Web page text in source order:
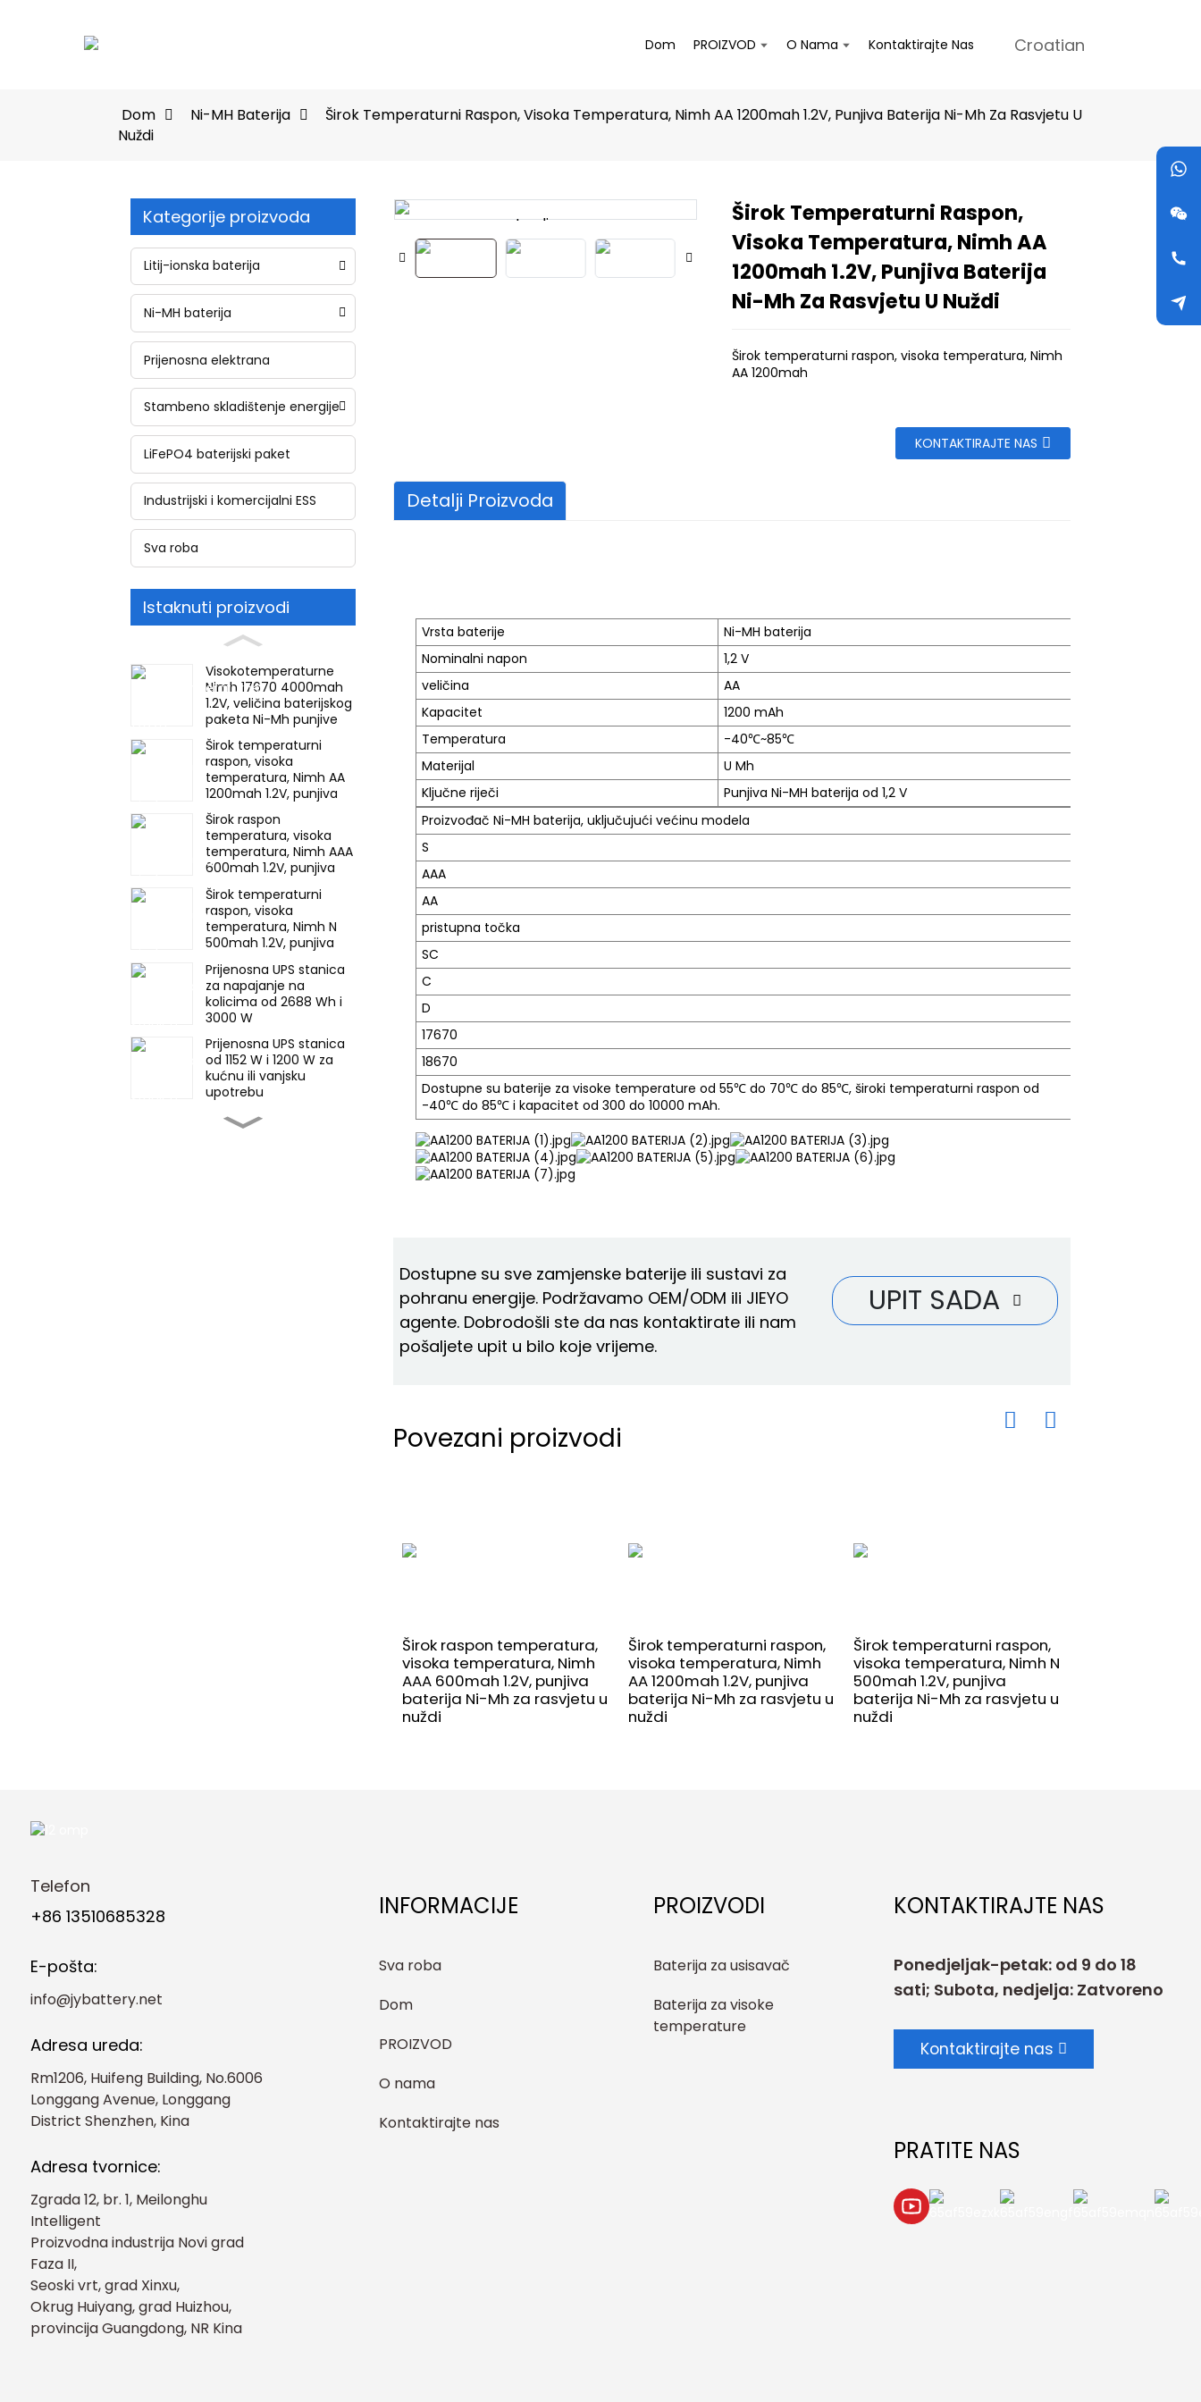
Dom PROIZVOD O Nama Kontaktirajte Nas Croatian
Dom Ni-MH Baterija
Širok Temperaturni Raspon, Visoka Temperatura, Nimh AA 1200mah 1.2V, Punjiva Baterija Ni-Mh Za Rasvjetu U
Nuždi
Kategorije proizvoda
Litij-ionska baterija
Ni-MH baterija
Prijenosna elektrana
Stambeno skladištenje energije
LiFePO4 baterijski paket
Industrijski i komercijalni ESS
Sva roba
Istaknuti proizvodi
Visokotemperaturne
Nimh 17670 4000mah
1.2V, veličina baterijskog
paketa Ni-Mh punjive
baterije za hitne
slučajeve, rudarske
svjetiljke
Širok temperaturni
raspon, visoka
temperatura, Nimh AA
1200mah 1.2V, punjiva
baterija Ni-Mh za
rasvjetu u nuždi
Širok raspon
temperatura, visoka
temperatura, Nimh AAA
600mah 1.2V, punjiva
baterija Ni-Mh za
rasvjetu u nuždi
Širok temperaturni
raspon, visoka
temperatura, Nimh N
500mah 1.2V, punjiva
rasvjetu u nuždi
Prijenosna UPS stanica
za napajanje na
kolicima od 2688 Wh i
3000 W
Prijenosna UPS stanica
od 1152 W i 1200 W za
kućnu ili vanjsku
upotrebu
57 kWh složivi
industrijski i komercijalni
Loading...
Loading... Loading...
Loading... Loading...
Loading... Loading...
Loading...
Širok Temperaturni Raspon,
Visoka Temperatura, Nimh AA
1200mah 1.2V, Punjiva Baterija
Ni-Mh Za Rasvjetu U Nuždi
Širok temperaturni raspon, visoka temperatura, Nimh
AA 1200mah
KONTAKTIRAJTE NAS
Detalji Proizvoda
Vrsta baterije
Ni-MH baterija
Nominalni napon
1,2 V
veličina
AA
Kapacitet
1200 mAh
Temperatura
-40℃~85℃
Materijal
U Mh
Ključne riječi
Punjiva Ni-MH baterija od 1,2 V
Proizvođač Ni-MH baterija, uključujući većinu modela
S
AAA
AA
pristupna točka
SC
C
D
17670
18670
Dostupne su baterije za visoke temperature od 55℃ do 70℃ do 85℃, široki temperaturni raspon od
-40℃ do 85℃ i kapacitet od 300 do 10000 mAh.
Dostupne su sve zamjenske baterije ili sustavi za
pohranu energije. Podržavamo OEM/ODM ili JIEYO
agente. Dobrodošli ste da nas kontaktirate ili nam
pošaljete upit u bilo koje vrijeme.
UPIT SADA
Povezani proizvodi
Širok raspon temperatura,
visoka temperatura, Nimh
AAA 600mah 1.2V, punjiva
baterija Ni-Mh za rasvjetu u
nuždi
Širok temperaturni raspon,
visoka temperatura, Nimh
AA 1200mah 1.2V, punjiva
baterija Ni-Mh za rasvjetu u
nuždi
Širok temperaturni raspon,
visoka temperatura, Nimh N
500mah 1.2V, punjiva
baterija Ni-Mh za rasvjetu u
nuždi
Telefon
+86 13510685328
E-pošta:
info@jybattery.net
Adresa ureda:
Rm1206, Huifeng Building, No.6006
Longgang Avenue, Longgang
District Shenzhen, Kina
Adresa tvornice:
Zgrada 12, br. 1, Meilonghu
Intelligent
Proizvodna industrija Novi grad
Faza II,
Seoski vrt, grad Xinxu,
Okrug Huiyang, grad Huizhou,
provincija Guangdong, NR Kina
INFORMACIJE
Sva roba
Dom
PROIZVOD
O nama
Kontaktirajte nas
PROIZVODI
Baterija za usisavač
Baterija za visoke
temperature
KONTAKTIRAJTE NAS
Ponedjeljak-petak: od 9 do 18
sati; Subota, nedjelja: Zatvoreno
Kontaktirajte nas
PRATITE NAS